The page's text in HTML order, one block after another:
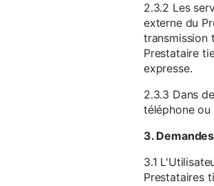
2.3.2 Les
externe du
transmission
Prestataire
expresse.
2.3.3 Dans
téléphone
3.
3.1
Prestataires